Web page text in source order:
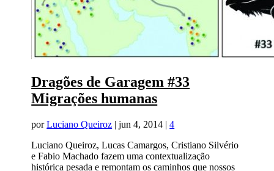
Dragões de Garagem #33
Migrações humanas
porLuciano Queiroz |jun 4, 2014 |4
Luciano Queiroz, Lucas Camargos, Cristiano Silvério
e Fabio Machado fazem uma contextualização
histórica pesada e remontam os caminhos que nossos